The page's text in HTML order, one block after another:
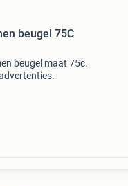
beugel 75C
beugel maat 75c.